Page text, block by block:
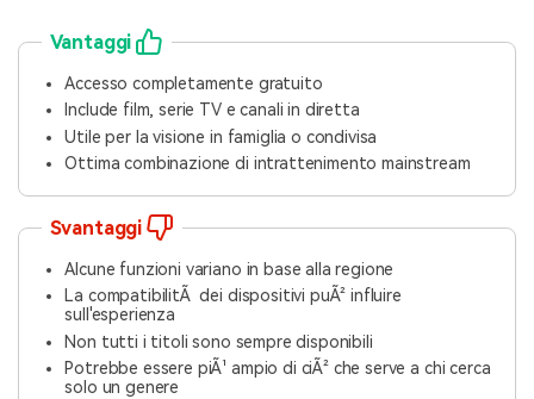
Vantaggi
Accesso completamente gratuito
Include film, serie TV e canali in diretta
Utile per la visione in famiglia o condivisa
Ottima combinazione di intrattenimento mainstream
Svantaggi
Alcune funzioni variano in base alla regione
La compatibilitÃ dei dispositivi puÃ² influire
sull'esperienza
Non tutti i titoli sono sempre disponibili
Potrebbe essere piÃ¹ ampio di ciÃ² che serve a chi cerca
solo un genere